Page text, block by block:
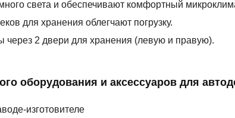
света и обеспечивают комфортный
для хранения облегчают погрузку.
2 двери для хранения (левую и правую).
оборудования и аксессуаров для
изготовителе